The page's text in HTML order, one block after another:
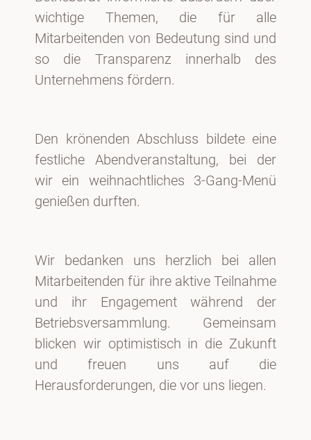
wichtige Themen, die für alle
Mitarbeitenden von Bedeutung sind und
so die Transparenz innerhalb des
Unternehmens fördern.
Den krönenden Abschluss bildete eine
festliche Abendveranstaltung, bei der
wir ein weihnachtliches 3-Gang-Menü
genießen durften.
Wir bedanken uns herzlich bei allen
Mitarbeitenden für ihre aktive Teilnahme
und ihr Engagement während der
Betriebsversammlung. Gemeinsam
blicken wir optimistisch in die Zukunft
und freuen uns auf die
Herausforderungen, die vor uns liegen.